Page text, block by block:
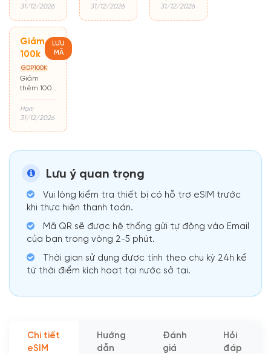
đầu
31/12/2026
31/12/2026
31/12/2026
Giảm
100k
LƯU
MÃ
GDP100K
Giảm
thêm 100k
500k
Hạn:
31/12/2026
Lưu ý quan trọng
Vui lòng kiểm tra thiết bị có hỗ trợ eSIM trước
khi thực hiện thanh toán.
Mã QR sẽ được hệ thống gửi tự động vào Email
của bạn trong vòng 2-5 phút.
Thời gian sử dụng được tính theo chu kỳ 24h kể
từ thời điểm kích hoạt tại nước sở tại.
Chi tiết
eSIM
Hướng
dẫn
Đánh
giá
Hỏi
đáp